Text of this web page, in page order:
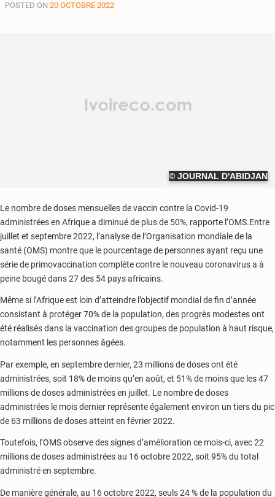
POSTED ON 20 OCTOBRE 2022
© JOURNAL D'ABIDJAN
Le nombre de doses mensuelles de vaccin contre la Covid-19
administrées en Afrique a diminué de plus de 50%, rapporte l’OMS.Entre
juillet et septembre 2022, l’analyse de l’Organisation mondiale de la
santé (OMS) montre que le pourcentage de personnes ayant reçu une
série de primovaccination complète contre le nouveau coronavirus a à
peine bougé dans 27 des 54 pays africains.
Même si l’Afrique est loin d’atteindre l’objectif mondial de fin d’année
consistant à protéger 70% de la population, des progrès modestes ont
été réalisés dans la vaccination des groupes de population à haut risque,
notamment les personnes âgées.
Par exemple, en septembre dernier, 23 millions de doses ont été
administrées, soit 18% de moins qu’en août, et 51% de moins que les 47
millions de doses administrées en juillet. Le nombre de doses
administrées le mois dernier représente également environ un tiers du pic
de 63 millions de doses atteint en février 2022.
Toutefois, l’OMS observe des signes d’amélioration ce mois-ci, avec 22
millions de doses administrées au 16 octobre 2022, soit 95% du total
administré en septembre.
De manière générale, au 16 octobre 2022, seuls 24 % de la population du